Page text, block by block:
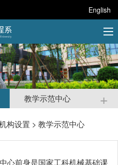
English
教学示范中心 +
构设置 > 教学示范中心
心前身是国家工科机械基础课